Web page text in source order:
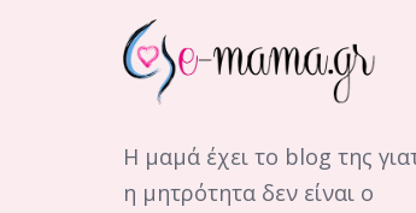
Η μαμά έχει το blog της
η μητρότητα δεν είναι ο